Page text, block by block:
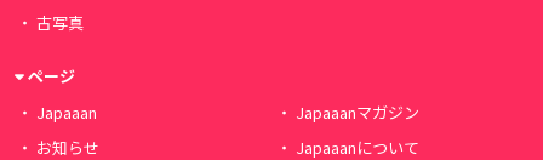
古写真
ページ
Japaaan
Japaaanマガジン
お知らせ
Japaaanについて